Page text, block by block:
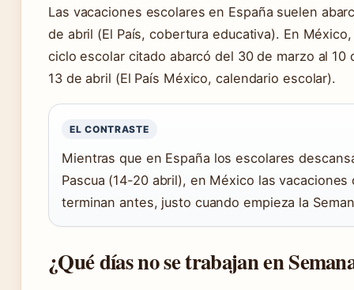
Las vacaciones escolares en España suelen
de abril (El País, cobertura educativa). En
ciclo escolar citado abarcó del 30 de marzo al
13 de abril (El País México, calendario escolar).
EL CONTRASTE
Mientras que en España los escolares
Pascua (14-20 abril), en México las vacaciones
terminan antes, justo cuando empieza la
¿Qué días no se trabajan en